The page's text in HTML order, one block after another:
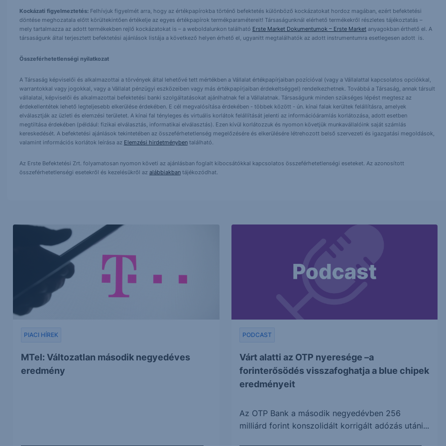
Kockázati figyelmeztetés:Felhívjuk figyelmét arra, hogy az értékpapírokba történő befektetés különböző kockázatokat hordoz magában, ezért befektetési
döntése meghozatala előtt körültekintően értékelje az egyes értékpapírok termékparamétereit! Társaságunknál elérhető termékekről részletes tájékoztatás –
mely tartalmazza az adott termékekben rejlő kockázatokat is – a weboldalunkon található Erste Market Dokumentumok – Erste Marketanyagokban érthető el. A
társaságunk által terjesztett befektetési ajánlások listája a következő helyen érhető el, ugyanitt megtalálhatók az adott instrumentumra esetlegesen adott is.
Összeférhetetlenségi nyilatkozat
A Társaság képviselői és alkalmazottai a törvények által lehetővé tett mértékben a Vállalat értékpapírjaiban pozícióval (vagy a Vállalattal kapcsolatos opciókkal,
warrantokkal vagy jogokkal, vagy a Vállalat pénzügyi eszközeiben vagy más értékpapírjaiban érdekeltséggel) rendelkezhetnek. Továbbá a Társaság, annak társult
vállalatai, képviselői és alkalmazottai befektetési banki szolgáltatásokat ajánlhatnak fel a Vállalatnak. Társaságunk minden szükséges lépést megtesz az
érdekellentétek lehető legteljesebb elkerülése érdekében. E cél megvalósítása érdekében - többek között - ún. kínai falak kerültek felállításra, amelyek
elválasztják az üzleti és elemzési területet. A kínai fal tényleges és virtuális korlátok felállítását jelenti az információáramlás korlátozása, adott esetben
megtiltása érdekében (például: fizikai elválasztás, informatikai elválasztás). Ezen kívül korlátozzuk és nyomon követjük munkavállalóink saját számlás
kereskedését. A befektetési ajánlások tekintetében az összeférhetetlenség megelőzésére és elkerülésére létrehozott belső szervezeti és igazgatási megoldások,
valamint információs korlátok leírása az Elemzési hirdetménybentalálható.
Az Erste Befektetési Zrt. folyamatosan nyomon követi az ajánlásban foglalt kibocsátókkal kapcsolatos összeférhetetlenségi eseteket. Az azonosított
összeférhetetlenségi esetekről és kezelésükről az alábbiakbantájékozódhat.
MTel: Változatlan második negyedéves
eredmény
PIACI HÍREK
Várt alatti az OTP nyeresége –a
forinterősödés visszafoghatja a blue chipek
eredményeit
PODCAST
Az OTP Bank a második negyedévben 256
milliárd forint konszolidált korrigált adózás utáni...